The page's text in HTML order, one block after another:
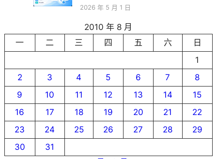
2026 年 5 月 1 日
2010 年 8 月
一
二 三 四 五 六
日
1
2
3 4 5 6 7
8
9
10 11 12 13 14
15
16
17 18 19 20 21
22
23
24 25 26 27 28
29
30
31